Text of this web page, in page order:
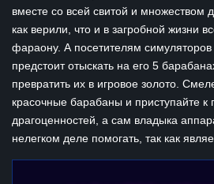
вместе со всей свитой и множеством
как верили, что и в загробной жизни
фараону. А посетителям
предстоит отыскать на его 5
превратить их в игровое золото.
красочные барабаны и приступайте к
драгоценностей, а сам владыка
нелегком деле помогать, так как